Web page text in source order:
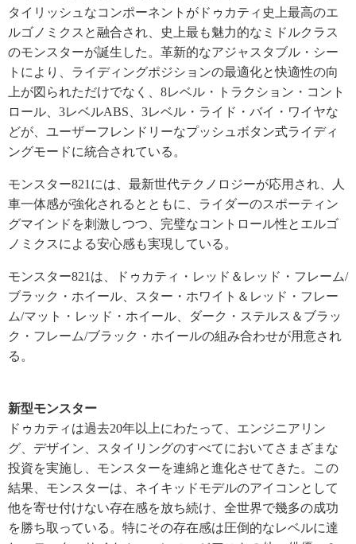
タイリッシュなコンポーネントがドゥカティ史上最高のエ
ルゴノミクスと融合され、史上最も魅力的なミドルクラス
のモンスターが誕生した。革新的なアジャスタブル・シー
トにより、ライディングポジションの最適化と快適性の向
上が図られただけでなく、8レベル・トラクション・コント
ロール、3レベルABS、3レベル・ライド・バイ・ワイヤな
どが、ユーザーフレンドリーなプッシュボタン式ライディ
ングモードに統合されている。
モンスター821には、最新世代テクノロジーが応用され、人
車一体感が強化されるとともに、ライダーのスポーティン
グマインドを刺激しつつ、完璧なコントロール性とエルゴ
ノミクスによる安心感も実現している。
モンスター821は、ドゥカティ・レッド＆レッド・フレーム/
ブラック・ホイール、スター・ホワイト＆レッド・フレー
ム/マット・レッド・ホイール、ダーク・ステルス＆ブラッ
ク・フレーム/ブラック・ホイールの組み合わせが用意され
る。
新型モンスター
ドゥカティは過去20年以上にわたって、エンジニアリン
グ、デザイン、スタイリングのすべてにおいてさまざまな
投資を実施し、モンスターを連綿と進化させてきた。この
結果、モンスターは、ネイキッドモデルのアイコンとして
他を寄せ付けない存在感を放ち続け、全世界で幾多の成功
を勝ち取っている。特にその存在感は圧倒的なレベルに達